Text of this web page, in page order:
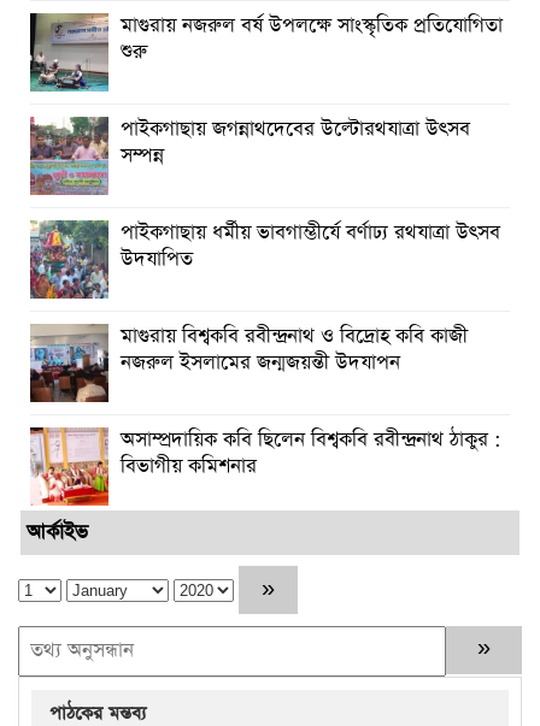
মাগুরায় নজরুল বর্ষ উপলক্ষে সাংস্কৃতিক প্রতিযোগিতা
শুরু
পাইকগাছায় জগন্নাথদেবের উল্টোরথযাত্রা উৎসব
সম্পন্ন
পাইকগাছায় ধর্মীয় ভাবগাম্ভীর্যে বর্ণাঢ্য রথযাত্রা উৎসব
উদযাপিত
মাগুরায় বিশ্বকবি রবীন্দ্রনাথ ও বিদ্রোহ কবি কাজী
নজরুল ইসলামের জন্মজয়ন্তী উদযাপন
অসাম্প্রদায়িক কবি ছিলেন বিশ্বকবি রবীন্দ্রনাথ ঠাকুর :
বিভাগীয় কমিশনার
আর্কাইভ
পাঠকের মন্তব্য